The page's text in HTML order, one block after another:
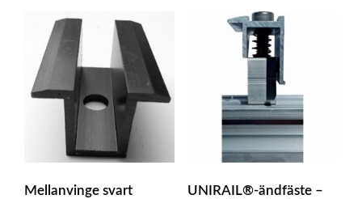
Mellanvinge svart
UNIRAIL®-ändfäste –